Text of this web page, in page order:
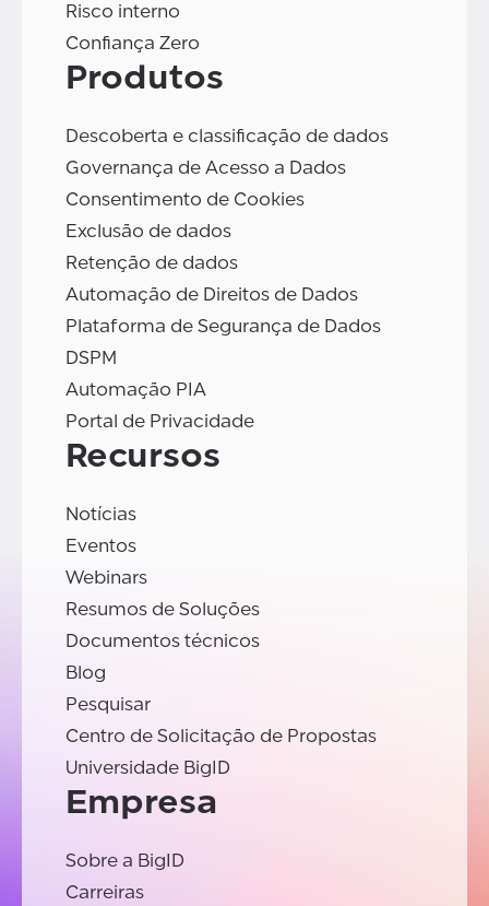
Risco interno
Confiança Zero
Produtos
Descoberta e classificação de dados
Governança de Acesso a Dados
Consentimento de Cookies
Exclusão de dados
Retenção de dados
Automação de Direitos de Dados
Plataforma de Segurança de Dados
DSPM
Automação PIA
Portal de Privacidade
Recursos
Notícias
Eventos
Webinars
Resumos de Soluções
Documentos técnicos
Blog
Pesquisar
Centro de Solicitação de Propostas
Universidade BigID
Empresa
Sobre a BigID
Carreiras